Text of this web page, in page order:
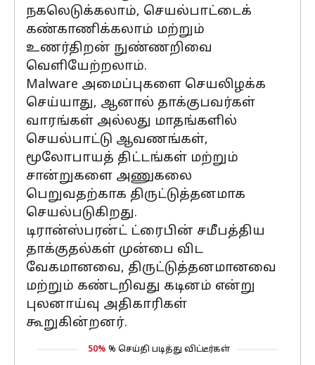
நகலெடுக்கலாம், செயல்பாட்டைக்
கண்காணிக்கலாம் மற்றும்
உணர்திறன் நுண்ணறிவை
வெளியேற்றலாம்.
Malware அமைப்புகளை செயலிழக்க
செய்யாது, ஆனால் தாக்குபவர்கள்
வாரங்கள் அல்லது மாதங்களில்
செயல்பாட்டு ஆவணங்கள்,
மூலோபாயத் திட்டங்கள் மற்றும்
சான்றுகளை அணுகலை
பெறுவதற்காக திருட்டுத்தனமாக
செயல்படுகிறது.
டிரான்ஸ்பரன்ட் ட்ரைபின் சமீபத்திய
தாக்குதல்கள் முன்பை விட
வேகமானவை, திருட்டுத்தனமானவை
மற்றும் கண்டறிவது கடினம் என்று
புலனாய்வு அதிகாரிகள்
கூறுகின்றனர்.
50% % செய்தி படித்து விட்டீர்கள்